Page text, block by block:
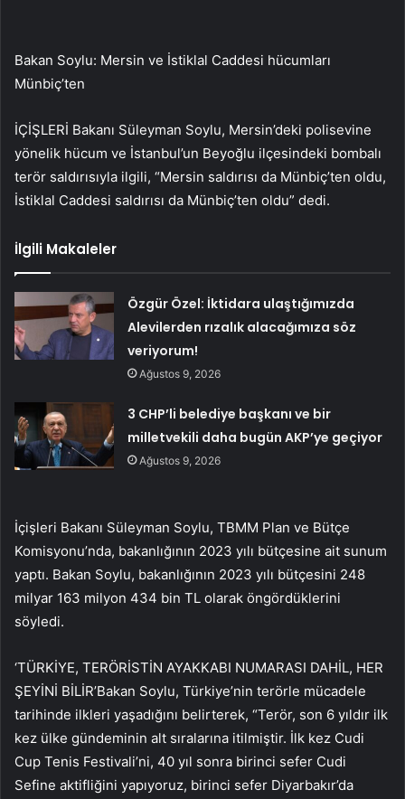
Bakan Soylu: Mersin ve İstiklal Caddesi hücumları
Münbiç’ten
İÇİŞLERİ Bakanı Süleyman Soylu, Mersin’deki polisevine
yönelik hücum ve İstanbul’un Beyoğlu ilçesindeki bombalı
terör saldırısıyla ilgili, “Mersin saldırısı da Münbiç’ten oldu,
İstiklal Caddesi saldırısı da Münbiç’ten oldu” dedi.
İlgili Makaleler
Özgür Özel: İktidara ulaştığımızda
Alevilerden rızalık alacağımıza söz
veriyorum!
Ağustos 9, 2026
3 CHP’li belediye başkanı ve bir
milletvekili daha bugün AKP’ye geçiyor
Ağustos 9, 2026
İçişleri Bakanı Süleyman Soylu, TBMM Plan ve Bütçe
Komisyonu’nda, bakanlığının 2023 yılı bütçesine ait sunum
yaptı. Bakan Soylu, bakanlığının 2023 yılı bütçesini 248
milyar 163 milyon 434 bin TL olarak öngördüklerini
söyledi.
‘TÜRKİYE, TERÖRİSTİN AYAKKABI NUMARASI DAHİL, HER
ŞEYİNİ BİLİR’Bakan Soylu, Türkiye’nin terörle mücadele
tarihinde ilkleri yaşadığını belirterek, “Terör, son 6 yıldır ilk
kez ülke gündeminin alt sıralarına itilmiştir. İlk kez Cudi
Cup Tenis Festivali’ni, 40 yıl sonra birinci sefer Cudi
Sefine aktifliğini yapıyoruz, birinci sefer Diyarbakır’da